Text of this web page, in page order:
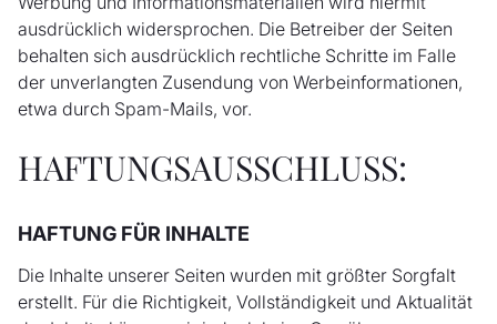
ausdrücklich widersprochen. Die Betreiber der Seiten
behalten sich ausdrücklich rechtliche Schritte im Falle
der unverlangten Zusendung von Werbeinformationen,
etwa durch Spam-Mails, vor.
HAFTUNGSAUSSCHLUSS:
HAFTUNG FÜR INHALTE
Die Inhalte unserer Seiten wurden mit größter Sorgfalt
erstellt. Für die Richtigkeit, Vollständigkeit und Aktualität